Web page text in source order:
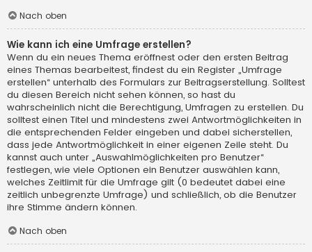
Nach oben
Wie kann ich eine Umfrage erstellen?
Wenn du ein neues Thema eröffnest oder den ersten Beitrag
eines Themas bearbeitest, findest du ein Register „Umfrage
erstellen“ unterhalb des Formulars zur Beitragserstellung. Solltest
du diesen Bereich nicht sehen können, so hast du
wahrscheinlich nicht die Berechtigung, Umfragen zu erstellen. Du
solltest einen Titel und mindestens zwei Antwortmöglichkeiten in
die entsprechenden Felder eingeben und dabei sicherstellen,
dass jede Antwortmöglichkeit in einer eigenen Zeile steht. Du
kannst auch unter „Auswahlmöglichkeiten pro Benutzer“
festlegen, wie viele Optionen ein Benutzer auswählen kann,
welches Zeitlimit für die Umfrage gilt (0 bedeutet dabei eine
zeitlich unbegrenzte Umfrage) und schließlich, ob die Benutzer
ihre Stimme ändern können.
Nach oben